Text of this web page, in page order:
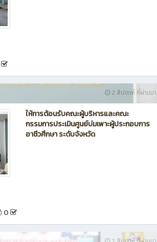
2 สัปดาห์ ที่ผ่านมา
ให้การต้อนรับคณะผู้บริหารและคณะ
กรรมการประเมินศูนย์บ่มเพาะผู้ประกอบการ
อาชีวศึกษา ระดับจังหวัด
0